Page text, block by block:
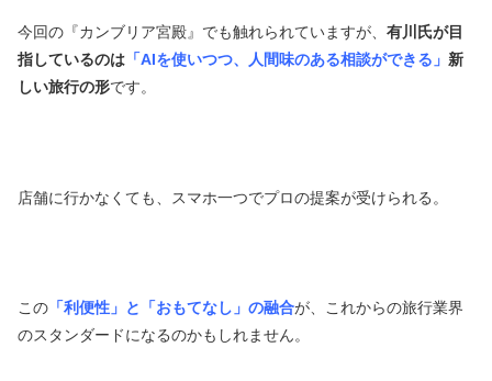
今回の『カンブリア宮殿』でも触れられていますが、 有川氏が目
指しているのは 「AIを使いつつ、人間味のある相談ができる」 新
しい旅行の形です。
店舗に行かなくても、スマホ一つでプロの提案が受けられる。
この 「利便性」と「おもてなし」の融合が、これからの旅行業界
のスタンダードになるのかもしれません。